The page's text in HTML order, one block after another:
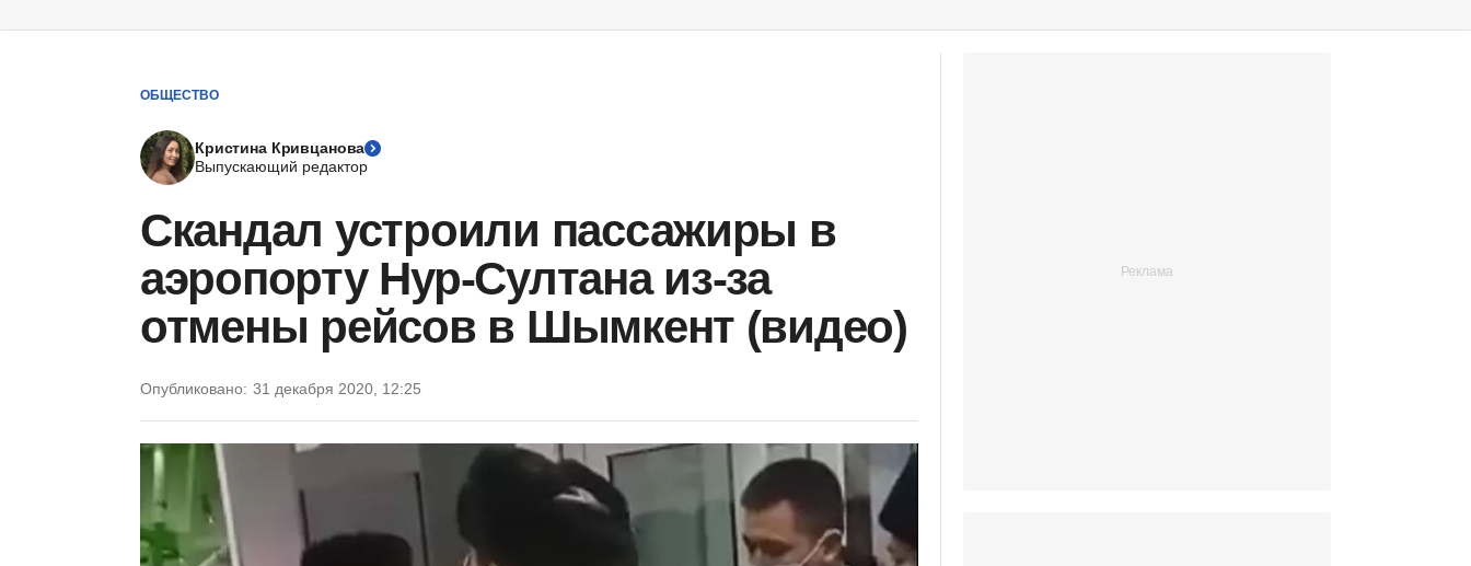
ОБЩЕСТВО
Кристина Кривцанова
Выпускающий редактор
Скандал устроили пассажиры в
аэропорту Нур-Султана из-за
отмены рейсов в Шымкент (видео)
Опубликовано: 31 декабря 2020, 12:25